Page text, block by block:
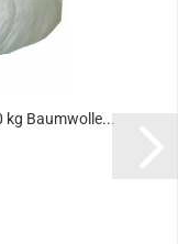
kg Baumwolle...